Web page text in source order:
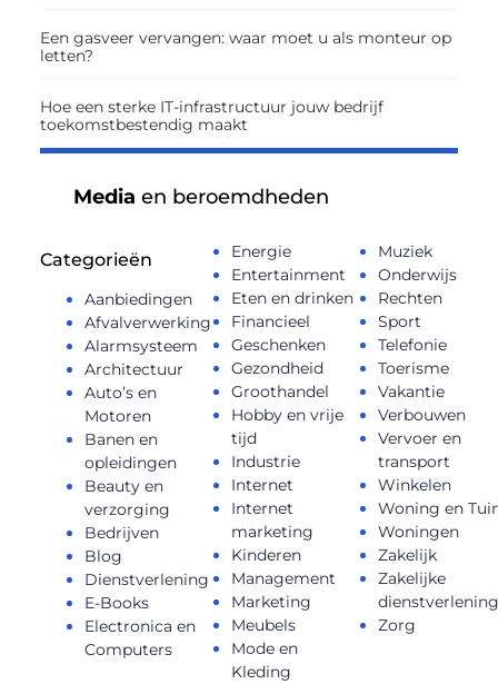
Een gasveer vervangen: waar moet u als monteur op
letten?
Hoe een sterke IT-infrastructuur jouw bedrijf
toekomstbestendig maakt
Categorieën
Aanbiedingen
Afvalverwerking
Alarmsysteem
Architectuur
Auto’s en
Motoren
Banen en
opleidingen
Beauty en
verzorging
Bedrijven
Blog
Dienstverlening
E-Books
Electronica en
Computers
Energie
Entertainment
Eten en drinken
Financieel
Geschenken
Gezondheid
Groothandel
Hobby en vrije
tijd
Industrie
Internet
Internet
marketing
Kinderen
Management
Marketing
Meubels
Mode en
Kleding
Muziek
Onderwijs
Rechten
Sport
Telefonie
Toerisme
Vakantie
Verbouwen
Vervoer en
transport
Winkelen
Woning en
Woningen
Zakelijk
Zakelijke
Zorg
Media en beroemdheden